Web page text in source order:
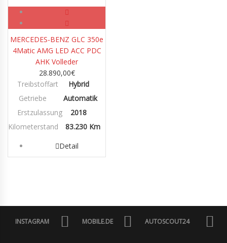
MERCEDES-BENZ GLC 350e
4Matic AMG LED ACC PDC
AHK Volleder
28.890,00€
Treibstoffart
Hybrid
Getriebe
Automatik
Erstzulassung
2018
Kilometerstand
83.230 Km
Detail
INSTAGRAM MOBILE.DE AUTOSCOUT24